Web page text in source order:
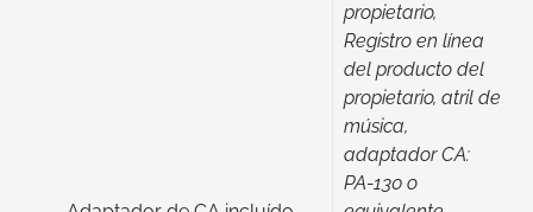
propietario,
Registro en línea
del producto del
propietario, atril de
música,
adaptador CA:
PA-130 o